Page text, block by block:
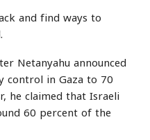
and find ways to
Netanyahu announced
control in Gaza to 70
he claimed that Israeli
60 percent of the